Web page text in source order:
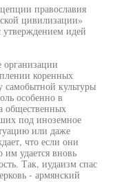
православия
цивилизации»
утверждением идей
коренных
культуры
особенно в
общественных
под иноземное
или даже
что если они
удается вновь
Так, иудаизм спас
- армянский